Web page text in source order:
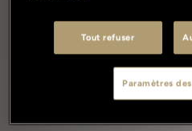
Tout refuser
Paramètres